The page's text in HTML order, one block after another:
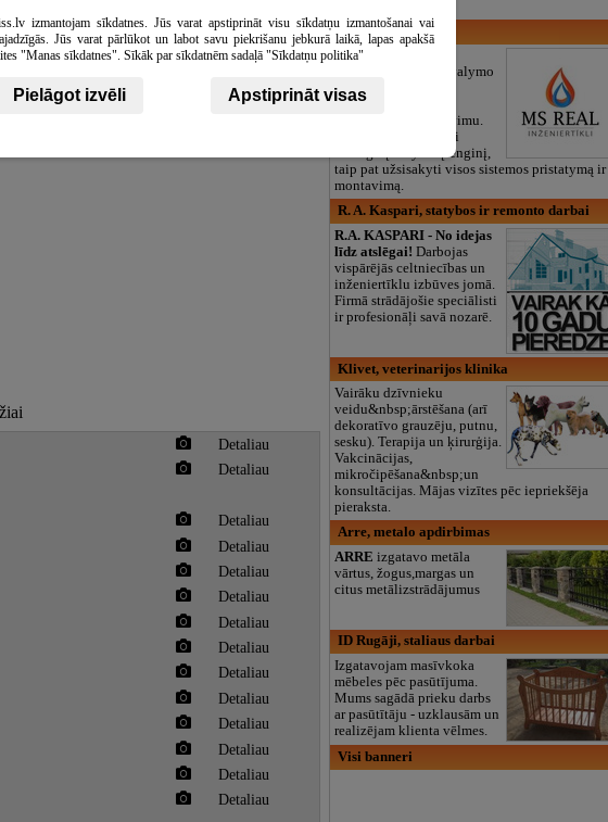
Skelbimai
Detaliau
Detaliau
Detaliau
Detaliau
Detaliau
Detaliau
Detaliau
Detaliau
Detaliau
Detaliau
Detaliau
Detaliau
Detaliau
Detaliau
MS Real, SIA
Įmonė profesionaliai
užsiima biologinio valymo
įrenginių privatiems
namams parinkimu,
pardavimu ir montavimu.
Pas mus galite įsigyti
biologinį valymo įrenginį,
taip pat užsisakyti visos sistemos pristatymą ir
montavimą.
R. A. Kaspari, statybos ir remonto darbai
R.A. KASPARI - No idejas
līdz atslēgai! Darbojas
vispārējās celtniecības un
inženiertīklu izbūves jomā.
Firmā strādājošie speciālisti
ir profesionāļi savā nozarē.
Klivet, veterinarijos klinika
Vairāku dzīvnieku
veidu&nbsp;ārstēšana (arī
dekoratīvo grauzēju, putnu,
sesku). Terapija un ķirurģija.
Vakcinācijas,
mikročipēšana&nbsp;un
konsultācijas. Mājas vizītes pēc iepriekšēja
pieraksta.
Arre, metalo apdirbimas
ARRE izgatavo metāla
vārtus, žogus,margas un
citus metālizstrādājumus
ID Rugāji, staliaus darbai
Izgatavojam masīvkoka
mēbeles pēc pasūtījuma.
Mums sagādā prieku darbs
ar pasūtītāju - uzklausām un
realizējam klienta vēlmes.
Visi banneri
izmantojam sīkdatnes. Jūs varat apstiprināt visu sīkdatņu izmantošanai vai
Jūs varat pārlūkot un labot savu piekrišanu jebkurā laikā, lapas apakšā
"Manas sīkdatnes". Sīkāk par sīkdatnēm sadaļā "Sīkdatņu politika"
Pielāgot izvēli Apstiprināt visas